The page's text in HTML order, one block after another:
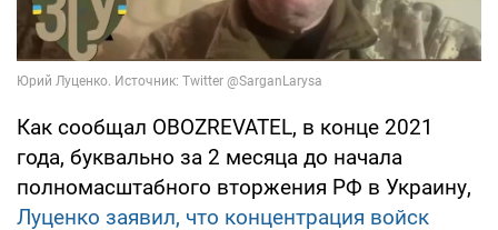
Как сообщал OBOZREVATEL, в конце 2021
года, буквально за 2 месяца до начала
полномасштабного вторжения РФ в Украину,
Луценко заявил, что концентрация войск